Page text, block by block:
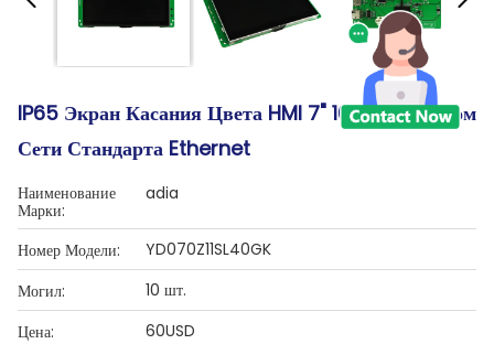
IP65 Экран Касания Цвета HMI 7" 16.7M С Портом
Сети Стандарта Ethernet
Наименование
Марки:
adia
Номер Модели:
YD070Z11SL40GK
Могил:
10 шт.
Цена:
60USD